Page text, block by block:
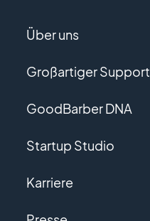
Über uns
Großartiger Support
GoodBarber DNA
Startup Studio
Karriere